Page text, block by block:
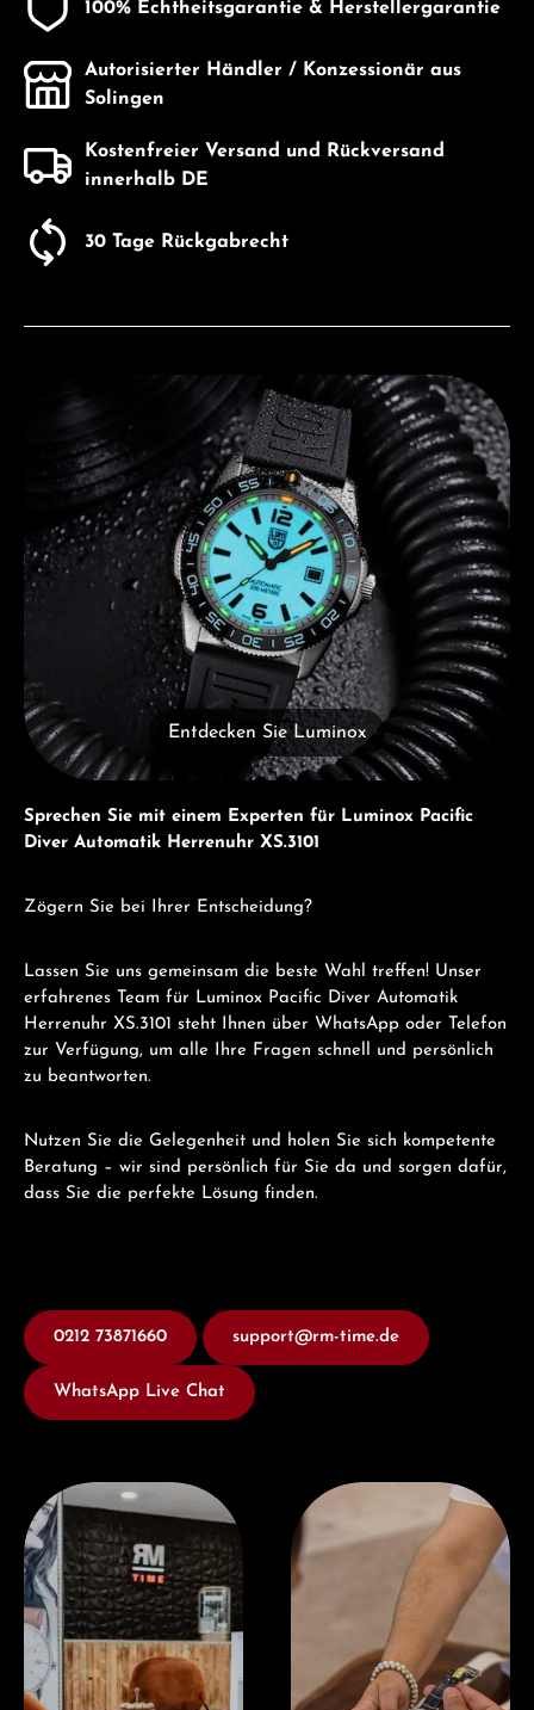
100% Echtheitsgarantie & Herstellergarantie
Autorisierter Händler / Konzessionär aus
Solingen
Kostenfreier Versand und Rückversand
innerhalb DE
30 Tage Rückgabrecht
Entdecken Sie Luminox
Entdecken Sie Luminox
Sprechen Sie mit einem Experten für Luminox Pacific
Diver Automatik Herrenuhr XS.3101
Zögern Sie bei Ihrer Entscheidung?
Lassen Sie uns gemeinsam die beste Wahl treffen! Unser
erfahrenes Team für Luminox Pacific Diver Automatik
Herrenuhr XS.3101 steht Ihnen über WhatsApp oder Telefon
zur Verfügung, um alle Ihre Fragen schnell und persönlich
zu beantworten.
Nutzen Sie die Gelegenheit und holen Sie sich kompetente
Beratung – wir sind persönlich für Sie da und sorgen dafür,
dass Sie die perfekte Lösung finden.
0212 73871660 support@rm-time.de
WhatsApp Live Chat
Besuchen Sie uns Jetzt Beraten lassen